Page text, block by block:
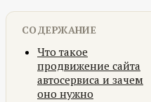
СОДЕРЖАНИЕ
Что такое
продвижение сайта
автосервиса и зачем
оно нужно